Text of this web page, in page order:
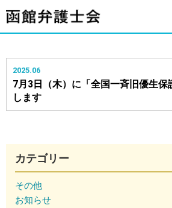
2025.06
7月3日（木）に「全国一斉旧優生保
します
カテゴリー
その他
お知らせ